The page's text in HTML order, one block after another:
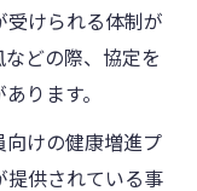
けられる体制が
どの際、協定を
ります。
向けの健康増進プ
提供されている事